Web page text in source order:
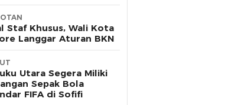
Staf Khusus, Wali Kota
Langgar Aturan BKN
Utara Segera Miliki
Sepak Bola
FIFA di Sofifi